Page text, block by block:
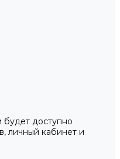
будет доступно
личный кабинет и